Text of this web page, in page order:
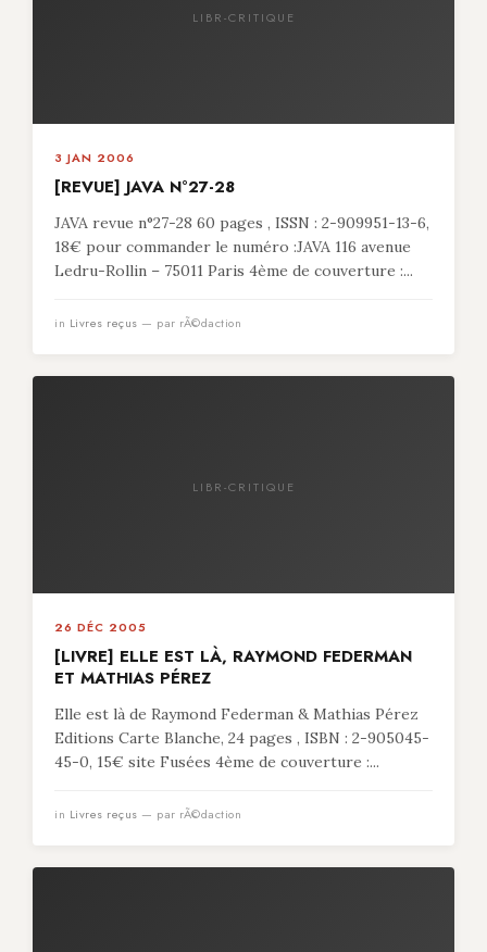
LIBR-CRITIQUE
3 JAN 2006
[REVUE] JAVA N°27-28
JAVA revue n°27-28 60 pages , ISSN : 2-909951-13-6,
18€ pour commander le numéro :JAVA 116 avenue
Ledru-Rollin – 75011 Paris 4ème de couverture :...
in Livres reçus — par rÃ©daction
LIBR-CRITIQUE
26 DÉC 2005
[LIVRE] ELLE EST LÀ, RAYMOND FEDERMAN
ET MATHIAS PÉREZ
Elle est là de Raymond Federman & Mathias Pérez
Editions Carte Blanche, 24 pages , ISBN : 2-905045-
45-0, 15€ site Fusées 4ème de couverture :...
in Livres reçus — par rÃ©daction